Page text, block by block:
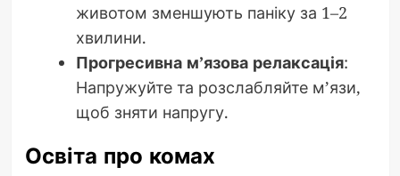
животом зменшують паніку за 1–2
хвилини.
Прогресивна м’язова релаксація:
Напружуйте та розслабляйте м’язи,
щоб зняти напругу.
Освіта про комах